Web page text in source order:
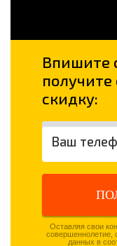
Впишите
скидку:
Оставляя свои
совершеннолетие,
данных в